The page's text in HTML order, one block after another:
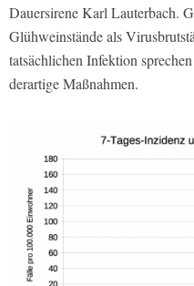
Dauersirene Karl Lauterbach.
Glühweinstände als
tatsächlichen Infektion
derartige Maßnahmen.